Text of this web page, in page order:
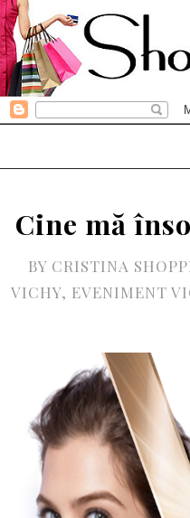
Cine mă
BY CRISTINA
VICHY, EVENIMENT